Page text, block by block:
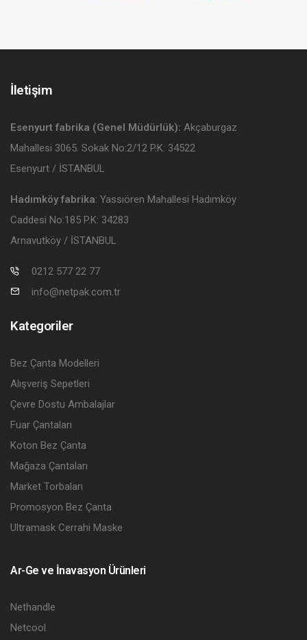
Ar-Ge ve İnavasyon Ürünleri
Nethandle
Netcool
Kategoriler
Bez Çanta Modelleri
Alışveriş Sepetleri
Çevre Dostu Ambalajlar
Fuar Çantaları
Koton Bez Çanta
Mağaza Çantaları
Market Torbaları
Promosyon Bez Çanta
Ultramask Cerrahi Maske
İletişim
Esenyurt fabrika (Genel Müdürlük): Akçaburgaz
Mahallesi 3065. Sokak No:2/12 P.K: 34522
Esenyurt / İSTANBUL
Hadımköy fabrika: Yassıören Mahallesi Hadımköy
Caddesi No:185 P.K: 34283
Arnavutköy / İSTANBUL
0212 577 22 77
info@netpak.com.tr